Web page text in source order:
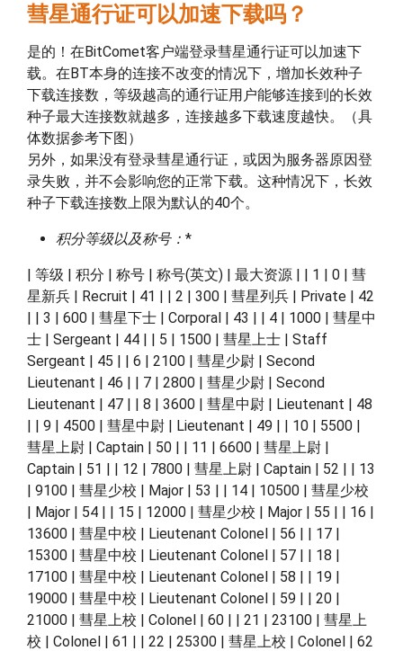
彗星通行证可以加速下载吗？
是的！在BitComet客户端登录彗星通行证可以加速下
载。在BT本身的连接不改变的情况下，增加长效种子
下载连接数，等级越高的通行证用户能够连接到的长效
种子最大连接数就越多，连接越多下载速度越快。（具
体数据参考下图）
另外，如果没有登录彗星通行证，或因为服务器原因登
录失败，并不会影响您的正常下载。这种情况下，长效
种子下载连接数上限为默认的40个。
积分等级以及称号： *
| 等级 | 积分 | 称号 | 称号(英文) | 最大资源 | | 1 | 0 | 彗
星新兵 | Recruit | 41 | | 2 | 300 | 彗星列兵 | Private | 42
| | 3 | 600 | 彗星下士 | Corporal | 43 | | 4 | 1000 | 彗星中
士 | Sergeant | 44 | | 5 | 1500 | 彗星上士 | Staff
Sergeant | 45 | | 6 | 2100 | 彗星少尉 | Second
Lieutenant | 46 | | 7 | 2800 | 彗星少尉 | Second
Lieutenant | 47 | | 8 | 3600 | 彗星中尉 | Lieutenant | 48
| | 9 | 4500 | 彗星中尉 | Lieutenant | 49 | | 10 | 5500 |
彗星上尉 | Captain | 50 | | 11 | 6600 | 彗星上尉 |
Captain | 51 | | 12 | 7800 | 彗星上尉 | Captain | 52 | | 13
| 9100 | 彗星少校 | Major | 53 | | 14 | 10500 | 彗星少校
| Major | 54 | | 15 | 12000 | 彗星少校 | Major | 55 | | 16 |
13600 | 彗星中校 | Lieutenant Colonel | 56 | | 17 |
15300 | 彗星中校 | Lieutenant Colonel | 57 | | 18 |
17100 | 彗星中校 | Lieutenant Colonel | 58 | | 19 |
19000 | 彗星中校 | Lieutenant Colonel | 59 | | 20 |
21000 | 彗星上校 | Colonel | 60 | | 21 | 23100 | 彗星上
校 | Colonel | 61 | | 22 | 25300 | 彗星上校 | Colonel | 62